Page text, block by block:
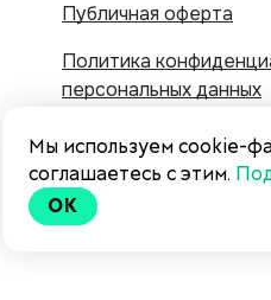
Публичная оферта
Политика
персональных данных
Согласие на
Согласие на
рекламных рассылок
Мы используем cookie-
соглашаетесь с этим.
OK